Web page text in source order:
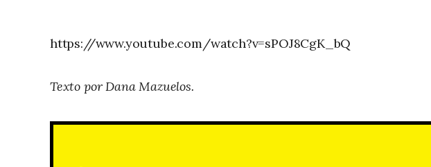
https://www.youtube.com/watch?v=sPOJ8CgK_bQ
Texto por Dana Mazuelos.